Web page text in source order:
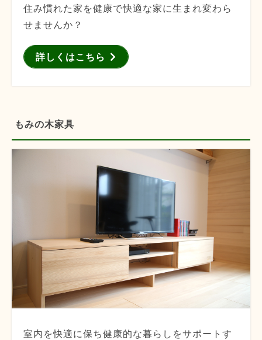
住み慣れた家を健康で快適な家に生まれ変わら
せませんか？
詳しくはこちら
もみの木家具
室内を快適に保ち健康的な暮らしをサポートす